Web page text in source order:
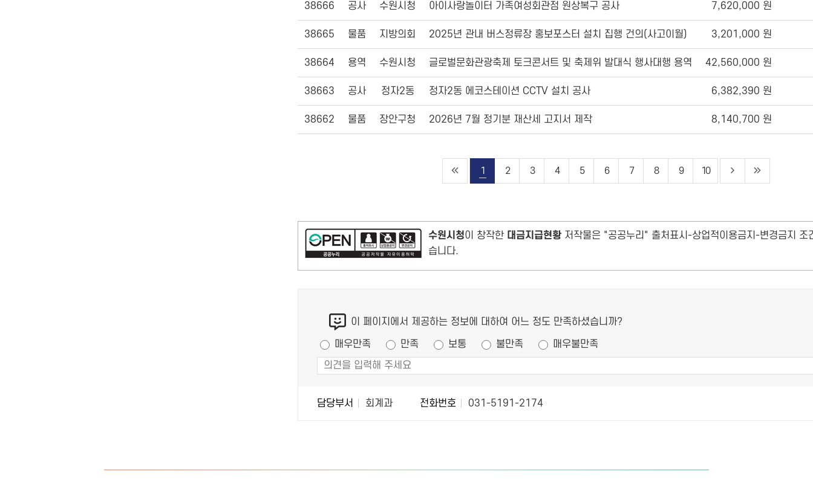
38666 공사 수원시청 아이사랑놀이터 가족여성회관점 원상복구 공사 7,620,000 원
38665 물품 지방의회 2025년 관내 버스정류장 홍보포스터 설치 집행 건의(사고이월) 3,201,000 원
38664 용역 수원시청 글로벌문화관광축제 토크콘서트 및 축제위 발대식 행사대행 용역 42,560,000 원
38663 공사 정자2동 정자2동 에코스테이션 CCTV 설치 공사 6,382,390 원
38662 물품 장안구청 2026년 7월 정기분 재산세 고지서 제작 8,140,700 원
1 2 3 4 5 6 7 8 9 10
수원시청이 창작한 대금지급현황저작물은 "공공누리" 출처표시-상업적이용금지-변경금지 조
습니다.
조
이 페이지에서 제공하는 정보에 대하여 어느 정도 만족하셨습니까?
매우만족 만족 보통 불만족 매우불만족
담
담
담당부서 회계과 전화번호 031-5191-2174